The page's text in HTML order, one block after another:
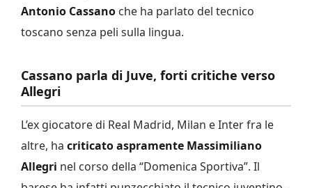
Antonio Cassano che ha parlato del tecnico
toscano senza peli sulla lingua.
Cassano parla di Juve, forti critiche verso
Allegri
L’ex giocatore di Real Madrid, Milan e Inter fra le
altre, ha criticato aspramente Massimiliano
Allegri nel corso della “Domenica Sportiva”. Il